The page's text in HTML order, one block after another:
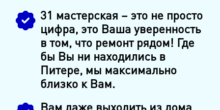
31 мастерская – это не просто
цифра, это Ваша уверенность
в том, что ремонт рядом! Где
бы Вы ни находились в
Питере, мы максимально
близко к Вам.
Вам даже выходить из дома